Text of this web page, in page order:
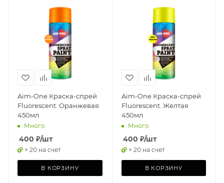
Aim-One Краска-спрей
Fluorescent. Оранжевая
450мл
Много
400 ₽/шт
+ 20 на счет
В КОРЗИНУ
Aim-One Краска-спрей
Fluorescent. Желтая
450мл
Много
400 ₽/шт
+ 20 на счет
В КОРЗИНУ